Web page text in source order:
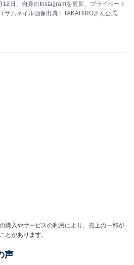
12日、自身のInstagramを更新。プライベート
サムネイル画像出典：TAKAHIROさん公式
購入やサービスの利用により、売上の一部が
とがあります。
声